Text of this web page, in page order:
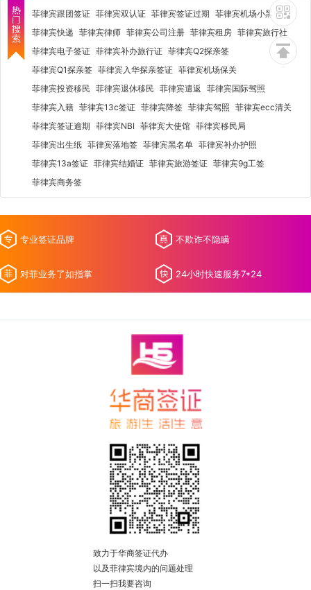
菲律宾跟团签证 菲律宾双认证 菲律宾签证过期 菲律宾机场小黑屋
菲律宾快递 菲律宾律师 菲律宾公司注册 菲律宾租房 菲律宾旅行社
菲律宾电子签证 菲律宾补办旅行证 菲律宾Q2探亲签
菲律宾Q1探亲签 菲律宾入华探亲签证 菲律宾机场保关
菲律宾投资移民 菲律宾退休移民 菲律宾遣返
菲律宾国际驾照
菲律宾入籍 菲律宾13c签证 菲律宾降签 菲律宾驾照 菲律宾ecc清关
菲律宾签证逾期 菲律宾NBI 菲律宾大使馆 菲律宾移民局
菲律宾出生纸 菲律宾落地签 菲律宾黑名单 菲律宾补办护照
菲律宾13a签证 菲律宾结婚证 菲律宾旅游签证 菲律宾9g工签
菲律宾商务签
专业签证品牌 不欺诈不隐瞒
对菲业务了如指掌 24小时快速服务7*24
致力于华商签证代办
以及菲律宾境内的问题处理
扫一扫我要咨询